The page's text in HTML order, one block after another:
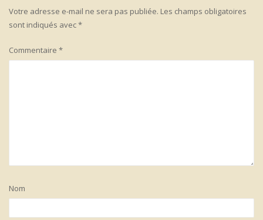
Votre adresse e-mail ne sera pas publiée. Les champs obligatoires
sont indiqués avec*
Commentaire *
Nom